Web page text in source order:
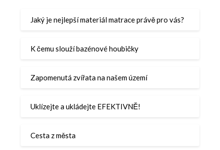
Jaký je nejlepší materiál matrace právě pro vás?
K čemu slouží bazénové houbičky
Zapomenutá zvířata na našem území
Uklízejte a ukládejte EFEKTIVNĚ!
Cesta z města